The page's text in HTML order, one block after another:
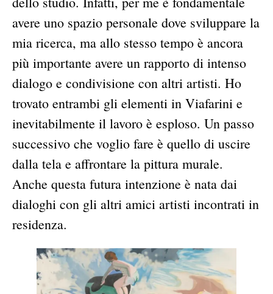
avere uno spazio personale dove sviluppare la
mia ricerca, ma allo stesso tempo è ancora
più importante avere un rapporto di intenso
dialogo e condivisione con altri artisti. Ho
trovato entrambi gli elementi in Viafarini e
inevitabilmente il lavoro è esploso. Un passo
successivo che voglio fare è quello di uscire
dalla tela e affrontare la pittura murale.
Anche questa futura intenzione è nata dai
dialoghi con gli altri amici artisti incontrati in
residenza.